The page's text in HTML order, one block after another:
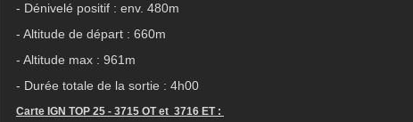
- Dénivelé positif : env. 480m
- Altitude de départ : 660m
- Altitude max : 961m
- Durée totale de la sortie : 4h00
Carte IGN TOP 25 - 3715 OT et 3716 ET :